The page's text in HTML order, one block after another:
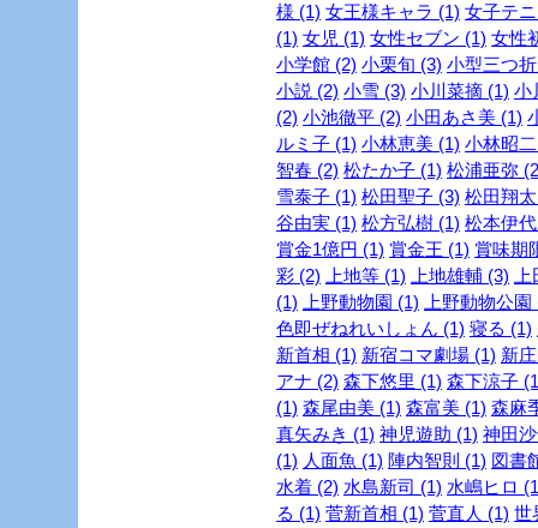
様 (1) 女王様キャラ (1) 女子テ
(1) 女児 (1) 女性セブン (1) 女性
小学館 (2) 小栗旬 (3) 小型三つ
小説 (2) 小雪 (3) 小川菜摘 (1) 小
(2) 小池徹平 (2) 小田あさ美 (1)
ルミ子 (1) 小林恵美 (1) 小林昭
智春 (2) 松たか子 (1) 松浦亜弥
雪泰子 (1) 松田聖子 (3) 松田翔
谷由実 (1) 松方弘樹 (1) 松本伊
賞金1億円 (1) 賞金王 (1) 賞味期
彩 (2)
上地等 (1) 上地雄輔 (3)
(1)
上野動物園 (1)
上野動物公園
色即ぜねれいしょん (1) 寝る (1)
新首相 (1) 新宿コマ劇場 (1) 新
アナ (2) 森下悠里 (1) 森下涼子
(1) 森尾由美 (1) 森富美 (1) 森麻
真矢みき (1) 神児遊助 (1) 神田
(1) 人面魚 (1) 陣内智則 (1) 図書
水着 (2) 水島新司 (1) 水嶋ヒロ
る (1) 菅新首相 (1) 菅直人 (1) 世